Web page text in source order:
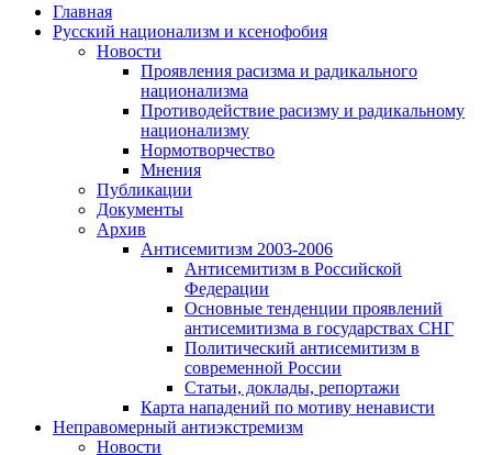
Главная
Русский национализм и ксенофобия
Новости
Проявления расизма и радикального
национализма
Противодействие расизму и радикальному
национализму
Нормотворчество
Мнения
Публикации
Документы
Архив
Антисемитизм 2003-2006
Антисемитизм в Российской
Федерации
Основные тенденции проявлений
антисемитизма в государствах СНГ
Политический антисемитизм в
современной России
Статьи, доклады, репортажи
Карта нападений по мотиву ненависти
Неправомерный антиэкстремизм
Новости